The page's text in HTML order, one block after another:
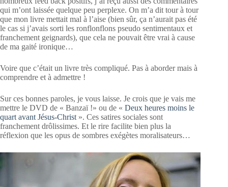
qui m’ont laissée quelque peu perplexe. On m’a dit tour à tour
que mon livre mettait mal à l’aise (bien sûr, ça n’aurait pas été
le cas si j’avais sorti les ronflonflons pseudo sentimentaux et
franchement geignards), que cela ne pouvait être vrai à cause
de ma gaité ironique…
Voire que c’était un livre très compliqué. Pas à aborder mais à
comprendre et à admettre !
Sur ces bonnes paroles, je vous laisse. Je crois que je vais me
mettre le DVD de « Banzaï !» ou de « Deux heures moins le
quart avant Jésus-Christ ». Ces satires sociales sont
franchement drôlissimes. Et le rire facilite bien plus la
réflexion que les opus de sombres exégètes moralisateurs…